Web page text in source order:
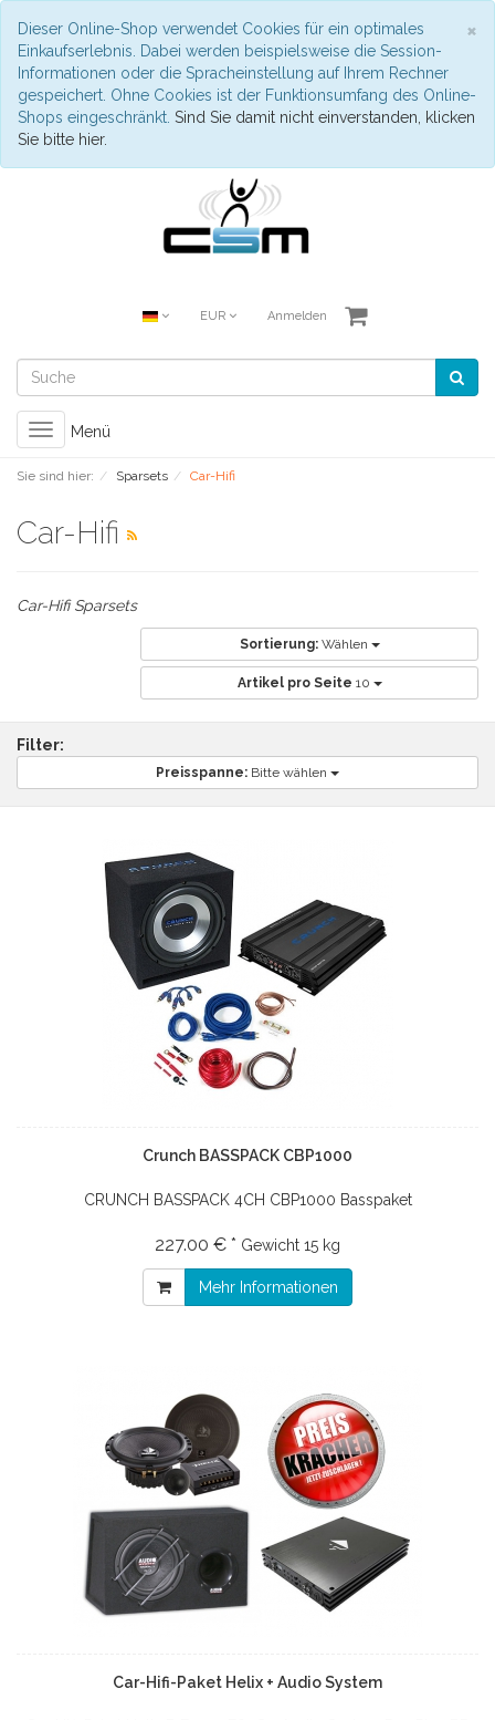
×
Dieser Online-Shop verwendet Cookies für ein optimales
Einkaufserlebnis. Dabei werden beispielsweise die Session-
Informationen oder die Spracheinstellung auf Ihrem Rechner
gespeichert. Ohne Cookies ist der Funktionsumfang des Online-
Shops eingeschränkt. Sind Sie damit nicht einverstanden, klicken
Sie bitte hier.
EUR Anmelden
Toggle
navigation
Menü
Sie sind hier: Sparsets Car-Hifi
Car-Hifi
Car-Hifi Sparsets
Sortierung: Wählen
Artikel pro Seite 10
Filter:
Preisspanne: Bitte wählen
Crunch BASSPACK CBP1000
CRUNCH BASSPACK 4CH CBP1000 Basspaket
227.00 € * Gewicht 15 kg
Mehr Informationen
Car-Hifi-Paket Helix + Audio System